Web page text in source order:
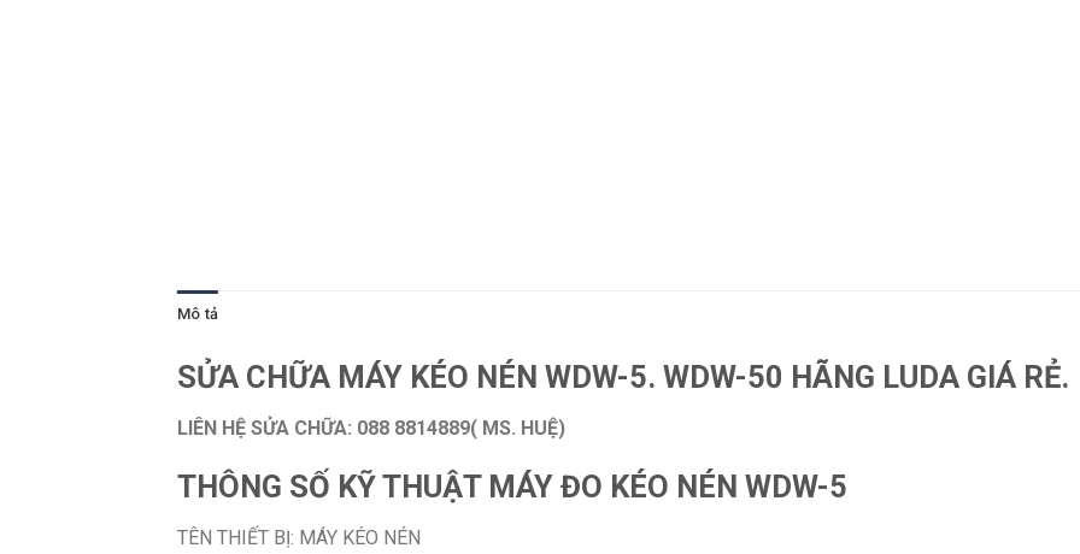
Mô tả
SỬA CHỮA MÁY KÉO NÉN WDW-5. WDW-50 HÃNG LUDA GIÁ RẺ.
LIÊN HỆ SỬA CHỮA: 088 8814889( MS. HUỆ)
THÔNG SỐ KỸ THUẬT MÁY ĐO KÉO NÉN WDW-5
TÊN THIẾT BỊ: MÁY KÉO NÉN